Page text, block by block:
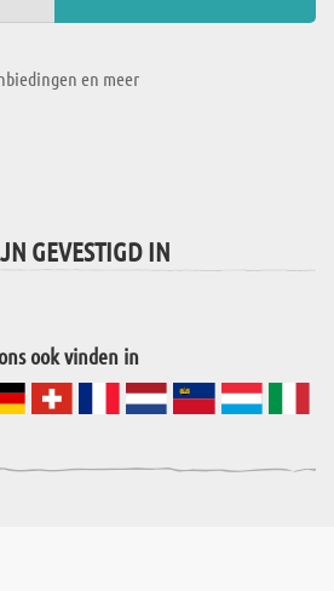
en meer
GEVESTIGD IN
ook vinden in